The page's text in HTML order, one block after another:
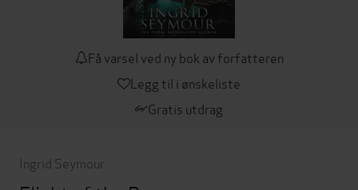
Få varsel ved ny bok av forfatteren
Legg til i ønskeliste
Gratis utdrag
Ingrid Seymour